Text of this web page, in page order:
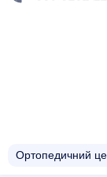
Ортопедичний